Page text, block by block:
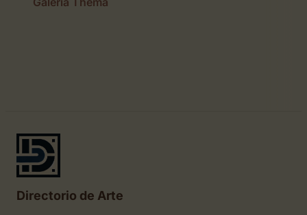
Directorio de Arte